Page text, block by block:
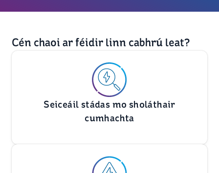
Cén chaoi ar féidir linn cabhrú leat?
Seiceáil stádas mo sholáthair
cumhachta